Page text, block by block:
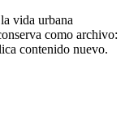
vida urbana
como archivo:
contenido nuevo.